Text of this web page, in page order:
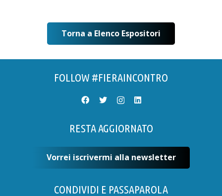
Torna a Elenco Espositori
FOLLOW #FIERAINCONTRO
RESTA AGGIORNATO
Vorrei iscrivermi alla newsletter
CONDIVIDI E PASSAPAROLA